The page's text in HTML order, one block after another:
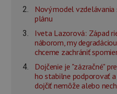
Nový model
plánu
Iveta Lazorová: Západ
náborom, my
chceme zachrániť
Dojčenie je "zázračné"
ho stabilne podporovať
dojčiť nemôže alebo